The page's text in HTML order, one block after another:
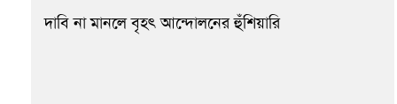
দাবি না মানলে বৃহৎ আন্দোলনের হুঁশিয়ারি